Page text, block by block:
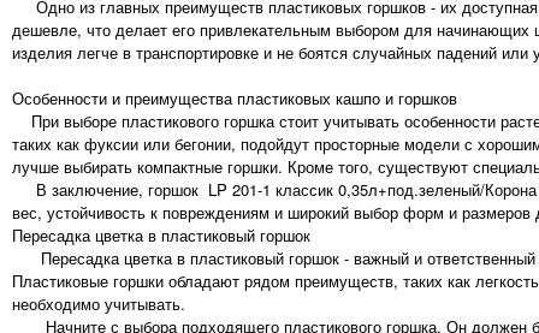
Одно из главных преимуществ пластиковых горшков - их
дешевле, что делает его привлекательным выбором для начинающих
изделия легче в транспортировке и не боятся случайных падений или
Особенности и преимущества пластиковых кашпо и горшков
При выборе пластикового горшка стоит учитывать особенности
таких как фуксии или бегонии, подойдут просторные модели с
лучше выбирать компактные горшки. Кроме того, существуют
В заключение, горшок LP 201-1 классик 0,35л+под.зеленый/Корона
вес, устойчивость к повреждениям и широкий выбор форм и
Пересадка цветка в пластиковый горшок
Пересадка цветка в пластиковый горшок - важный и
Пластиковые горшки обладают рядом преимуществ, таких как
необходимо учитывать.
Начните с выбора подходящего пластикового горшка. Он должен